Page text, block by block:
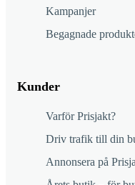
Kampanjer
Begagnade
Kunder
Varför Prisjakt?
Driv trafik till din
Annonsera på